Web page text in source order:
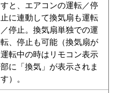
すと、エアコンの運転／停
止に連動して換気扇も運転
／停止。換気扇単独での運
転、停止も可能（換気扇が
運転中の時はリモコン表示
部に「換気」が表示されま
す）。